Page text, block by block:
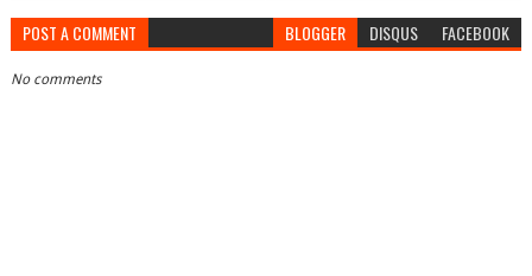
POST A COMMENT BLOGGER DISQUS FACEBOOK
No comments